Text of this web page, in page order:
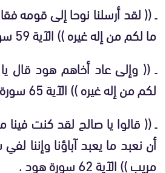
ـ (( لقد أرسلنا نوحا إلى قومه
ما لكم من إله غيره )) الآية 59 سورة الأعراف .
ـ (( وإلى عاد أخاهم هود قال
لكم من إله غيره )) الآية 65 سورة الأعراف.
ـ (( قالوا يا صالح لقد كنت فينا
أن نعبد ما يعبد آباؤنا وإننا
مريب )) الآية 62 سورة هود .